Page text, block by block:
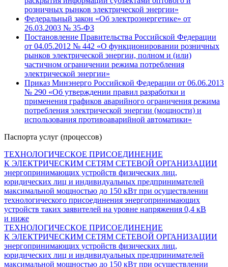
розничных рынков электрической энергии»
Федеральный закон «Об электроэнергетике» от
26.03.2003 № 35-ФЗ
Постановление Правительства Российской Федерации
от 04.05.2012 № 442 «О функционировании розничных
рынков электрической энергии, полном и (или)
частичном ограничении режима потребления
электрической энергии»
Приказ Минэнерго Российской Федерации от 06.06.2013
№ 290 «Об утверждении правил разработки и
применения графиков аварийного ограничения режима
потребления электрической энергии (мощности) и
использования противоаварийной автоматики»
Паспорта услуг (процессов)
ТЕХНОЛОГИЧЕСКОЕ ПРИСОЕДИНЕНИЕ
К ЭЛЕКТРИЧЕСКИМ СЕТЯМ СЕТЕВОЙ ОРГАНИЗАЦИИ
энергопринимающих устройств физических лиц,
юридических лиц и индивидуальных предпринимателей
максимальной мощностью до 150 кВт при осуществлении
технологического присоединения энергопринимающих
устройств таких заявителей на уровне напряжения 0,4 кВ
и ниже
ТЕХНОЛОГИЧЕСКОЕ ПРИСОЕДИНЕНИЕ
К ЭЛЕКТРИЧЕСКИМ СЕТЯМ СЕТЕВОЙ ОРГАНИЗАЦИИ
энергопринимающих устройств физических лиц,
юридических лиц и индивидуальных предпринимателей
максимальной мощностью до 150 кВт при осуществлении